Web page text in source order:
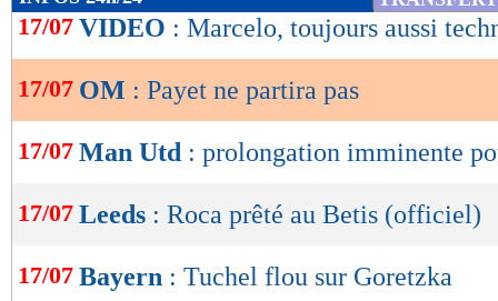
de
OK
17/07 VIDEO : Marcelo, toujours aussi
17/07 OM : Payet ne partira pas
17/07 Man Utd : prolongation imminente
17/07 Leeds : Roca prêté au Betis (officiel)
17/07 Bayern : Tuchel flou sur Goretzka